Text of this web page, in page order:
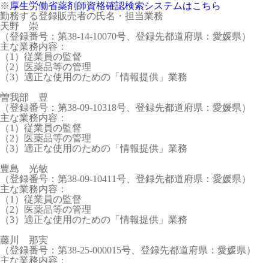
※厚生労働省薬剤師資格確認検索システムはこちら
勤務する登録販売者の氏名・担当業務
天野 崇
（登録番号：第38-14-10070号、登録先都道府県：愛媛県）
主な業務内容：
（1）従業員の監督
（2）医薬品等の管理
（3）適正な使用のための「情報提供」業務
曽我部 豊
（登録番号：第38-09-10318号、登録先都道府県：愛媛県）
主な業務内容：
（1）従業員の監督
（2）医薬品等の管理
（3）適正な使用のための「情報提供」業務
豊島 光敏
（登録番号：第38-09-10411号、登録先都道府県：愛媛県）
主な業務内容：
（1）従業員の監督
（2）医薬品等の管理
（3）適正な使用のための「情報提供」業務
藤川 那実
（登録番号：第38-25-000015号、登録先都道府県：愛媛県）
主な業務内容：